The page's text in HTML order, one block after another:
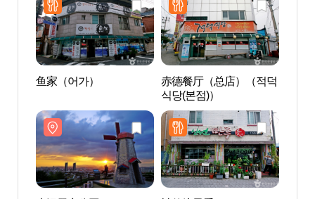
鱼家（어가）
赤德餐厅（总店）（적덕
식당(본점)）